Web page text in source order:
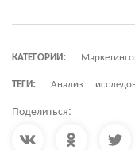
КАТЕГОРИИ:
ТЕГИ:
Анализ
Поделиться: